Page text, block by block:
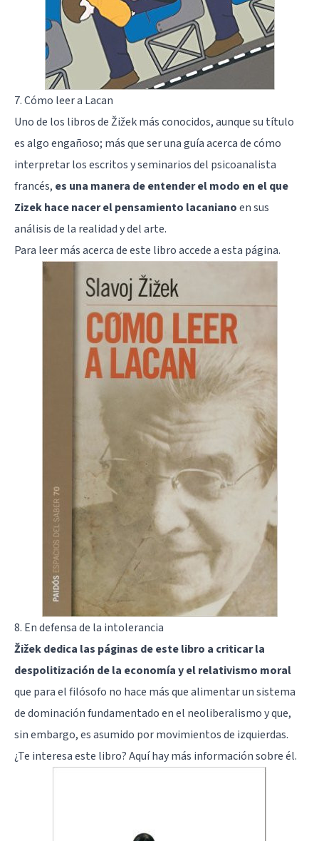
7. Cómo leer a Lacan
Uno de los libros de Žižek más conocidos, aunque su título
es algo engañoso; más que ser una guía acerca de cómo
interpretar los escritos y seminarios del psicoanalista
francés, es una manera de entender el modo en el que
Zizek hace nacer el pensamiento lacanianoen sus
análisis de la realidad y del arte.
Para leer más acerca de este libroaccede a esta página.
8. En defensa de la intolerancia
Žižek dedica las páginas de este libro a criticar la
despolitización de la economía y el relativismo moral
que para el filósofo no hace más que alimentar un sistema
de dominación fundamentado en el neoliberalismo y que,
sin embargo, es asumido por movimientos de izquierdas.
¿Te interesa este libro?Aquíhay más información sobre él.